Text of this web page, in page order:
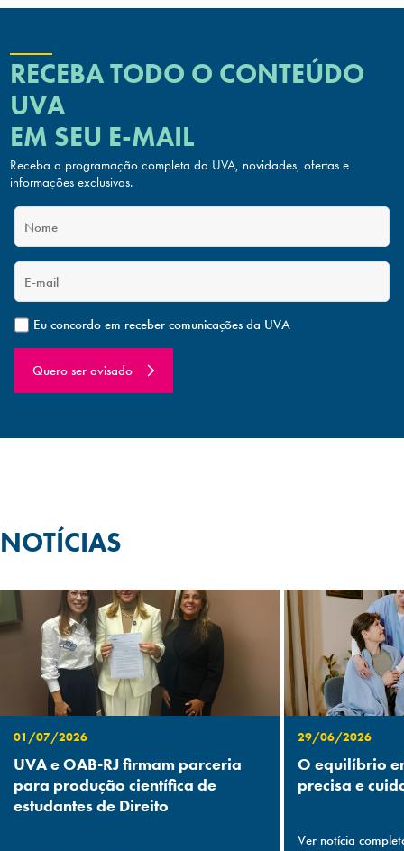
RECEBA TODO O CONTEÚDO
UVA
EM SEU E-MAIL
Receba a programação completa da UVA, novidades, ofertas e
informações exclusivas.
Eu concordo em receber comunicações da UVA
Quero ser avisado
NOTÍCIAS
01/07/2026
UVA e OAB-RJ firmam parceria
para produção científica de
estudantes de Direito
29/06/2026
O equilíbrio
precisa e
Ver notícia